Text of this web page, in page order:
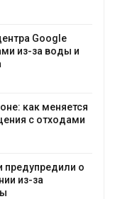
Google
из-за воды и
как меняется
с отходами
предупредили о
из-за